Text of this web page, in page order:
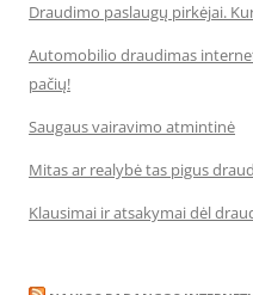
Draudimo paslaugų pirkėjai.
Automobilio draudimas
pačių!
Saugaus vairavimo atmintinė
Mitas ar realybė tas pigus
Klausimai ir atsakymai dėl